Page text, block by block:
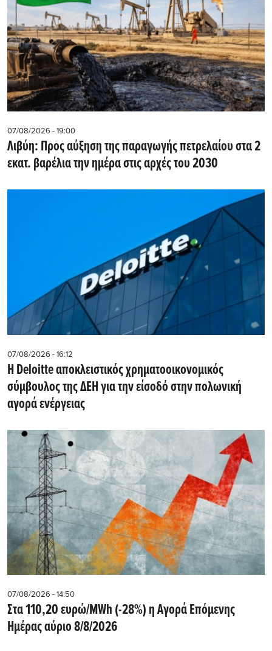
07/08/2026 - 19:00
Λιβύη: Προς αύξηση της παραγωγής πετρελαίου στα 2
εκατ. βαρέλια την ημέρα στις αρχές του 2030
07/08/2026 - 16:12
Η Deloitte αποκλειστικός χρηματοοικονομικός
σύμβουλος της ΔΕΗ για την είσοδό στην πολωνική
αγορά ενέργειας
07/08/2026 - 14:50
Στα 110,20 ευρώ/MWh (-28%) η Αγορά Επόμενης
Ημέρας αύριο 8/8/2026